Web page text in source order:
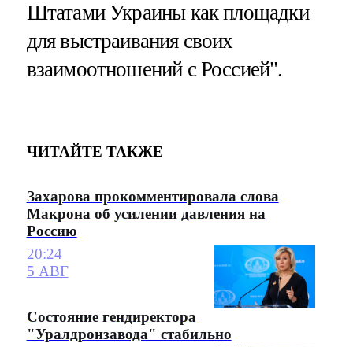
Штатами Украины как площадки
для выстраивания своих
взаимоотношений с Россией".
ЧИТАЙТЕ ТАКЖЕ
Захарова прокомментировала слова
Макрона об усилении давления на
Россию
20:24
5 АВГ
Состояние гендиректора
"Уралдронзавода" стабильно